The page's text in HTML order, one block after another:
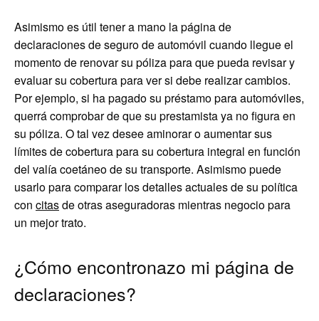
Asimismo es útil tener a mano la página de
declaraciones de seguro de automóvil cuando llegue el
momento de renovar su póliza para que pueda revisar y
evaluar su cobertura para ver si debe realizar cambios.
Por ejemplo, si ha pagado su préstamo para automóviles,
querrá comprobar de que su prestamista ya no figura en
su póliza. O tal vez desee aminorar o aumentar sus
límites de cobertura para su cobertura integral en función
del valía coetáneo de su transporte. Asimismo puede
usarlo para comparar los detalles actuales de su política
con citasde otras aseguradoras mientras negocio para
un mejor trato.
¿Cómo encontronazo mi página de
declaraciones?